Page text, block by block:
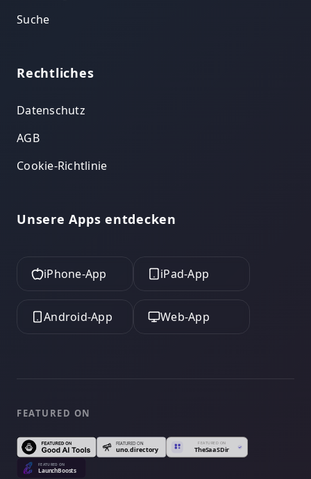
Suche
Rechtliches
Datenschutz
AGB
Cookie-Richtlinie
Unsere Apps entdecken
iPhone-App iPad-App
Android-App Web-App
FEATURED ON